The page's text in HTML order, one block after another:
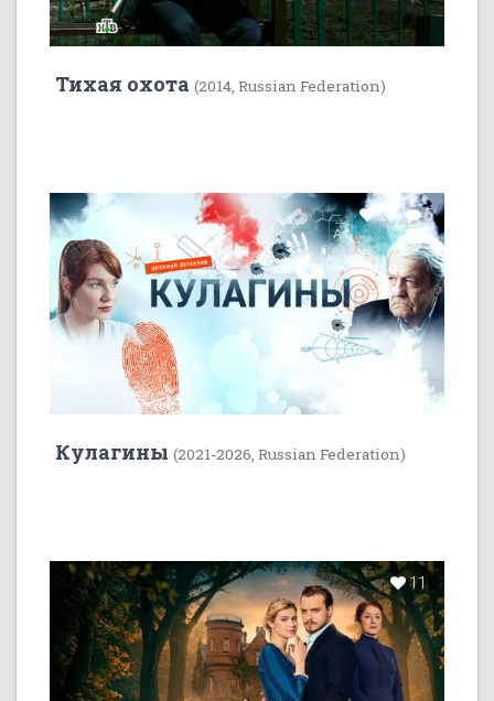
Тихая охота (2014, Russian Federation)
22 5
Кулагины (2021-2026, Russian Federation)
11